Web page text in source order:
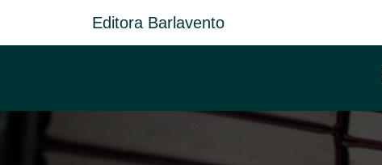
Editora Barlavento